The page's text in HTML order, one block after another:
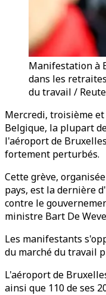
Manifestation à
dans les
du travail /
Mercredi, troisième
Belgique, la plupart
l'aéroport de
fortement perturbés.
Cette grève,
pays, est la dernière
contre le
ministre Bart De
Les manifestants
du marché du travail
L'aéroport de
ainsi que 110 de ses